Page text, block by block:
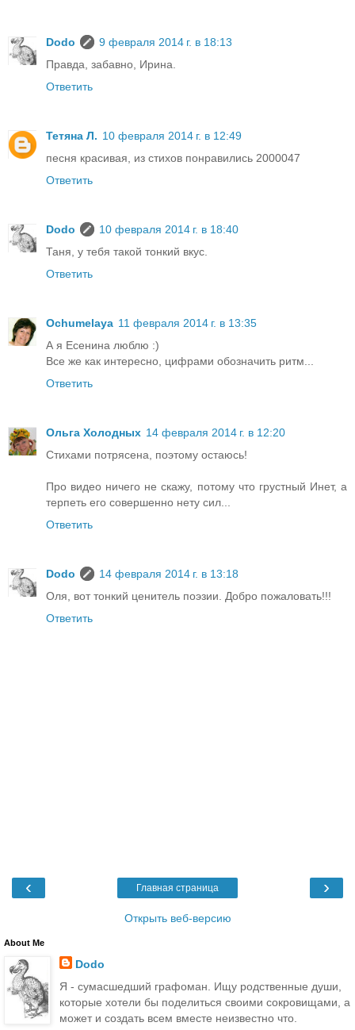
Dodo
9 февраля 2014 г. в 18:13
Правда, забавно, Ирина.
Ответить
Тетяна Л. 10 февраля 2014 г. в 12:49
песня красивая, из стихов понравились 2000047
Ответить
Dodo
10 февраля 2014 г. в 18:40
Таня, у тебя такой тонкий вкус.
Ответить
Ochumelaya 11 февраля 2014 г. в 13:35
А я Есенина люблю :)
Все же как интересно, цифрами обозначить ритм...
Ответить
Ольга Холодных 14 февраля 2014 г. в 12:20
Стихами потрясена, поэтому остаюсь!
Про видео ничего не скажу, потому что грустный Инет, а
терпеть его совершенно нету сил...
Ответить
Dodo
14 февраля 2014 г. в 13:18
Оля, вот тонкий ценитель поэзии. Добро пожаловать!!!
Ответить
‹ ›
Главная страница
Открыть веб-версию
About Me
Dodo
Я - сумасшедший графоман. Ищу родственные души,
которые хотели бы поделиться своими сокровищами, а
может и создать всем вместе неизвестно что.